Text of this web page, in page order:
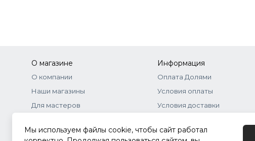
О магазине
О компании
Наши магазины
Для мастеров
Оптовое сотрудничество
Информация
Оплата Долями
Условия оплаты
Условия доставки
Документы
Мы используем файлы cookie, чтобы сайт работал